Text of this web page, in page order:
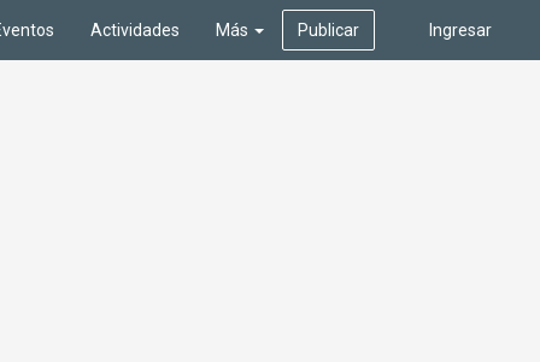
Ingresar
Actividades Más Publicar